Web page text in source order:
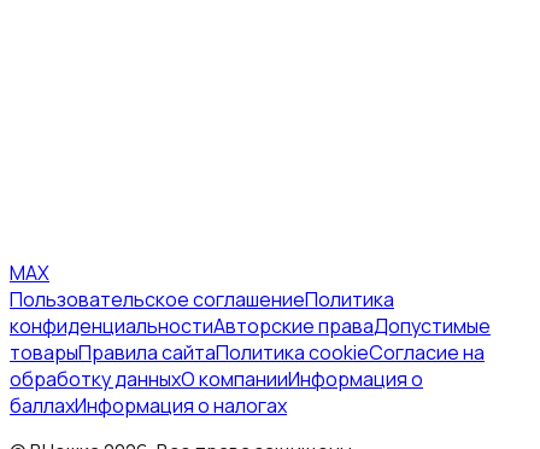
MAX
Пользовательское соглашениеПолитика
конфиденциальностиАвторские праваДопустимые
товарыПравила сайтаПолитика cookieСогласие на
обработку данныхО компанииИнформация о
баллахИнформация о налогах